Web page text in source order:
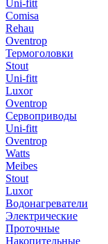
Uni-fitt
Comisa
Rehau
Oventrop
Термоголовки
Stout
Uni-fitt
Luxor
Oventrop
Сервоприводы
Uni-fitt
Oventrop
Watts
Meibes
Stout
Luxor
Водонагреватели
Электрические
Проточные
Накопительные